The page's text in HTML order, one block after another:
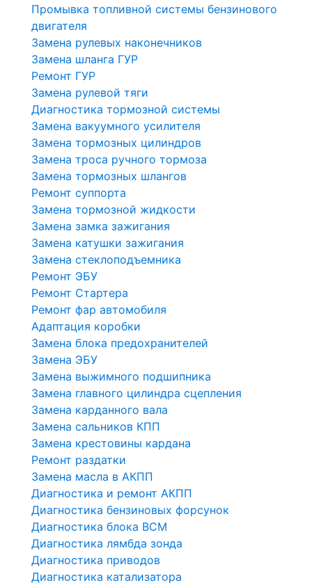
Промывка топливной системы бензинового
двигателя
Замена рулевых наконечников
Замена шланга ГУР
Ремонт ГУР
Замена рулевой тяги
Диагностика тормозной системы
Замена вакуумного усилителя
Замена тормозных цилиндров
Замена троса ручного тормоза
Замена тормозных шлангов
Ремонт суппорта
Замена тормозной жидкости
Замена замка зажигания
Замена катушки зажигания
Замена стеклоподъемника
Ремонт ЭБУ
Ремонт Стартера
Ремонт фар автомобиля
Адаптация коробки
Замена блока предохранителей
Замена ЭБУ
Замена выжимного подшипника
Замена главного цилиндра сцепления
Замена карданного вала
Замена сальников КПП
Замена крестовины кардана
Ремонт раздатки
Замена масла в АКПП
Диагностика и ремонт АКПП
Диагностика бензиновых форсунок
Диагностика блока BCM
Диагностика лямбда зонда
Диагностика приводов
Диагностика катализатора